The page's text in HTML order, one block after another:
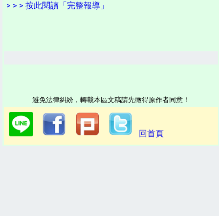
> > > 按此閱讀「完整報導」
避免法律糾紛，轉載本區文稿請先徵得原作者同意！
回首頁